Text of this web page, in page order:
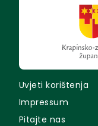
Uvjeti korištenja
Impressum
Pitajte nas